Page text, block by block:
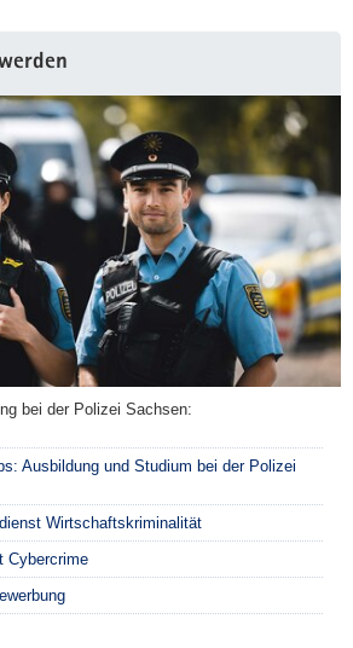
bei der Polizei Sachsen:
Ausbildung und Studium bei der Polizei
Wirtschaftskriminalität
Cybercrime